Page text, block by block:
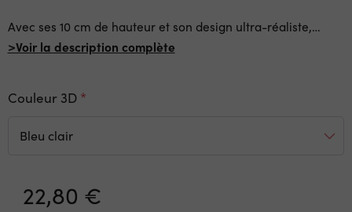
Avec ses 10 cm de hauteur et son design ultra-réaliste,…
>Voir la description complète
Couleur 3D
22,80 €